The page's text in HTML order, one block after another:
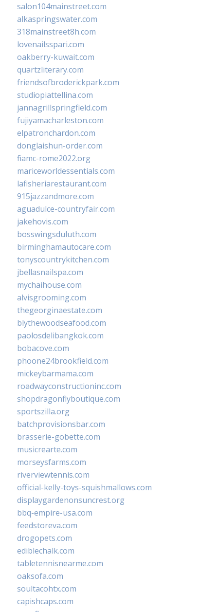
salon104mainstreet.com
alkaspringswater.com
318mainstreet8h.com
lovenailsspari.com
oakberry-kuwait.com
quartzliterary.com
friendsofbroderickpark.com
studiopiattellina.com
jannagrillspringfield.com
fujiyamacharleston.com
elpatronchardon.com
donglaishun-order.com
fiamc-rome2022.org
mariceworldessentials.com
lafisheriarestaurant.com
915jazzandmore.com
aguadulce-countryfair.com
jakehovis.com
bosswingsduluth.com
birminghamautocare.com
tonyscountrykitchen.com
jbellasnailspa.com
mychaihouse.com
alvisgrooming.com
thegeorginaestate.com
blythewoodseafood.com
paolosdelibangkok.com
bobacove.com
phoone24brookfield.com
mickeybarmama.com
roadwayconstructioninc.com
shopdragonflyboutique.com
sportszilla.org
batchprovisionsbar.com
brasserie-gobette.com
musicrearte.com
morseysfarms.com
riverviewtennis.com
official-kelly-toys-squishmallows.com
displaygardenonsuncrest.org
bbq-empire-usa.com
feedstoreva.com
drogopets.com
ediblechalk.com
tabletennisnearme.com
oaksofa.com
soultacohtx.com
capishcaps.com